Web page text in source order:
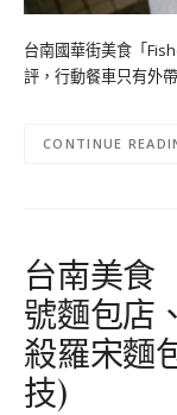
台南國華街美食「
評，行動餐車只有外
CONTINUE
台南美食
號麵包店
殺羅宋麵
技)